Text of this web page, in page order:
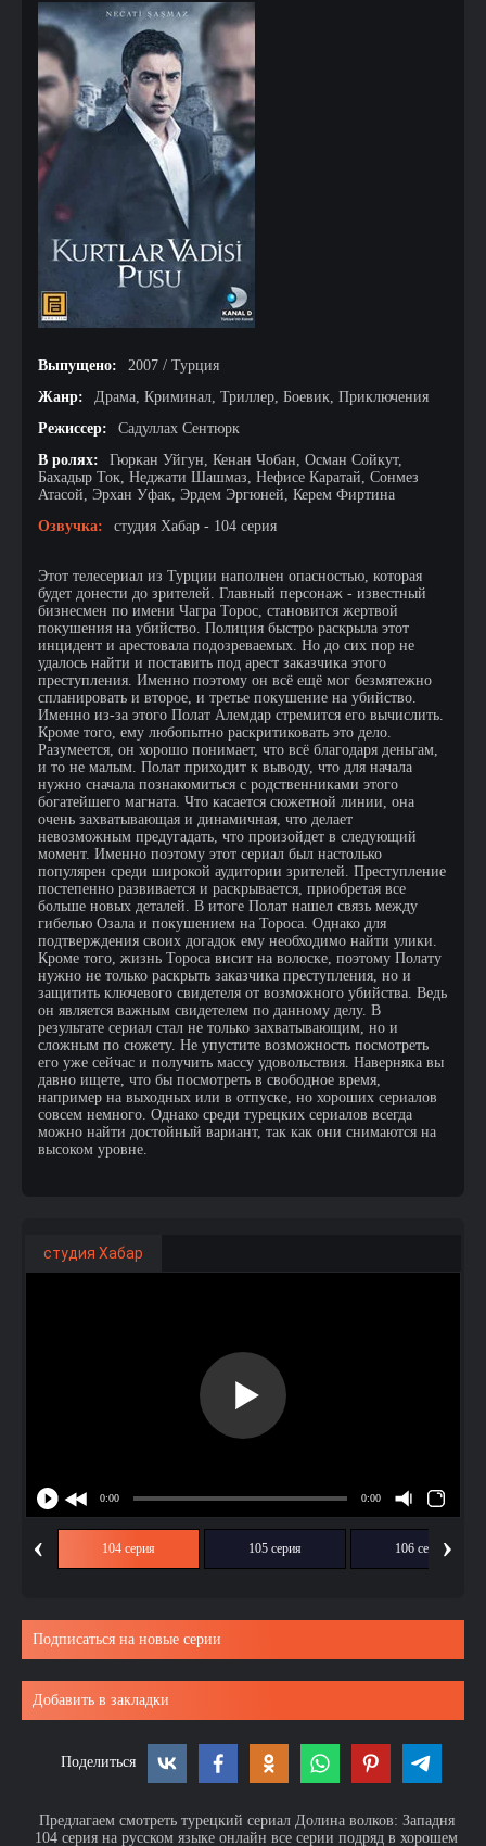
Выпущено:
2007 / Турция
Жанр:
Драма, Криминал, Триллер, Боевик, Приключения
Режиссер:
Садуллах Сентюрк
В ролях:
Гюркан Уйгун, Кенан Чобан, Осман Сойкут,
Бахадыр Ток, Неджати Шашмаз, Нефисе Каратай, Сонмез
Атасой, Эрхан Уфак, Эрдем Эргюней, Керем Фиртина
Озвучка:
студия Хабар - 104 серия
Этот телесериал из Турции наполнен опасностью, которая
будет донести до зрителей. Главный персонаж - известный
бизнесмен по имени Чагра Торос, становится жертвой
покушения на убийство. Полиция быстро раскрыла этот
инцидент и арестовала подозреваемых. Но до сих пор не
удалось найти и поставить под арест заказчика этого
преступления. Именно поэтому он всё ещё мог безмятежно
спланировать и второе, и третье покушение на убийство.
Именно из-за этого Полат Алемдар стремится его вычислить.
Кроме того, ему любопытно раскритиковать это дело.
Разумеется, он хорошо понимает, что всё благодаря деньгам,
и то не малым. Полат приходит к выводу, что для начала
нужно сначала познакомиться с родственниками этого
богатейшего магната. Что касается сюжетной линии, она
очень захватывающая и динамичная, что делает
невозможным предугадать, что произойдет в следующий
момент. Именно поэтому этот сериал был настолько
популярен среди широкой аудитории зрителей. Преступление
постепенно развивается и раскрывается, приобретая все
больше новых деталей. В итоге Полат нашел связь между
гибелью Озала и покушением на Тороса. Однако для
подтверждения своих догадок ему необходимо найти улики.
Кроме того, жизнь Тороса висит на волоске, поэтому Полату
нужно не только раскрыть заказчика преступления, но и
защитить ключевого свидетеля от возможного убийства. Ведь
он является важным свидетелем по данному делу. В
результате сериал стал не только захватывающим, но и
сложным по сюжету. Не упустите возможность посмотреть
его уже сейчас и получить массу удовольствия. Наверняка вы
давно ищете, что бы посмотреть в свободное время,
например на выходных или в отпуске, но хороших сериалов
совсем немного. Однако среди турецких сериалов всегда
можно найти достойный вариант, так как они снимаются на
высоком уровне.
студия Хабар
‹ 104 серия 105 серия 106 серия›
Подписаться на новые серии
Добавить в закладки
Поделиться
Предлагаем смотреть турецкий сериал Долина волков: Западня
104 серия на русском языке онлайн все серии подряд в хорошем